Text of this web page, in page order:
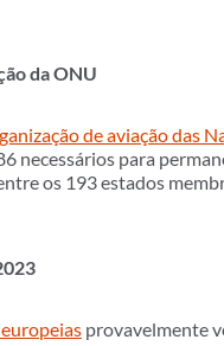
da ONU
de aviação das
necessários para
os 193 estados
provavelmente